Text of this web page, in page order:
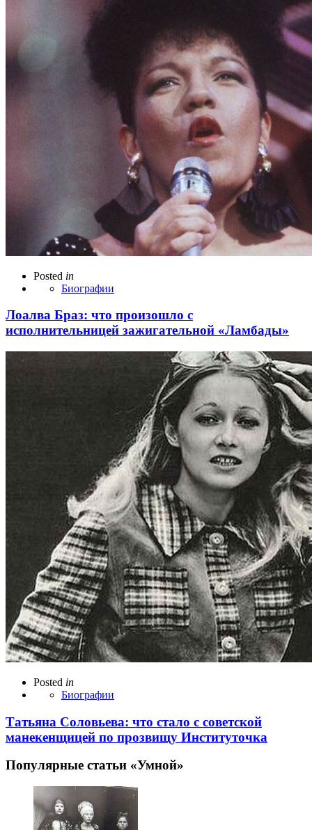
Posted in
Биографии
Лоалва Браз: что произошло с
исполнительницей зажигательной «Ламбады»
Posted in
Биографии
Татьяна Соловьева: что стало с советской
манекенщицей по прозвищу Институточка
Популярные статьи «Умной»